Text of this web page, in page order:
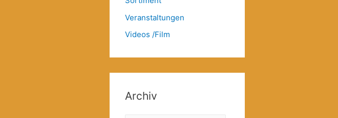
Veranstaltungen
Videos /Film
Archiv